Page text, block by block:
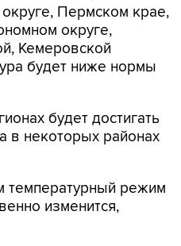
Пермском крае,
округе,
Кемеровской
будет ниже нормы
будет достигать
в некоторых районах
режим
изменится,